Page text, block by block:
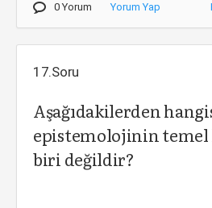
0 Yorum Yorum Yap
17.Soru
Aşağıdakilerden
epistemolojinin temel
biri değildir?